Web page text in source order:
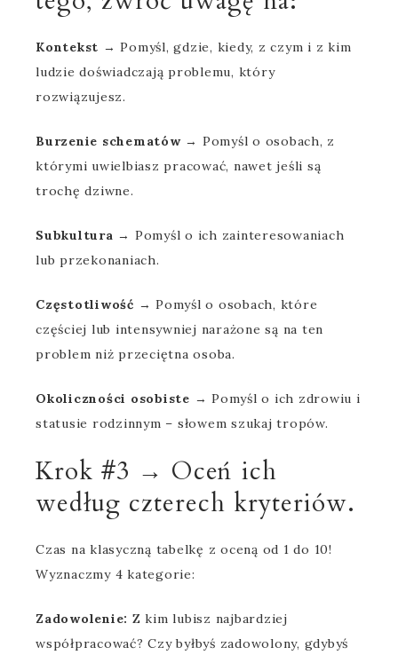
Kontekst → Pomyśl, gdzie, kiedy, z czym i z kim
ludzie doświadczają problemu, który
rozwiązujesz.
Burzenie schematów→ Pomyśl o osobach, z
którymi uwielbiasz pracować, nawet jeśli są
trochę dziwne.
Subkultura → Pomyśl o ich zainteresowaniach
lub przekonaniach.
Częstotliwość → Pomyśl o osobach, które
częściej lub intensywniej narażone są na ten
problem niż przeciętna osoba.
Okoliczności osobiste → Pomyśl o ich zdrowiu i
statusie rodzinnym – słowem szukaj tropów.
Krok #3 → Oceń ich
według czterech kryteriów.
Czas na klasyczną tabelkę z oceną od 1 do 10!
Wyznaczmy 4 kategorie:
Zadowolenie: Z kim lubisz najbardziej
współpracować? Czy byłbyś zadowolony, gdybyś